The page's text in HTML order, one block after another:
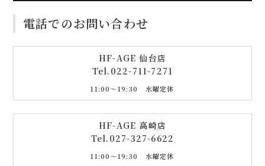
電話でのお問い合わせ
HF-AGE 仙台店
Tel. 022-711-7271
11:00〜19:30 水曜定休
HF-AGE 高崎店
Tel. 027-327-6622
11:00〜19:30 水曜定休